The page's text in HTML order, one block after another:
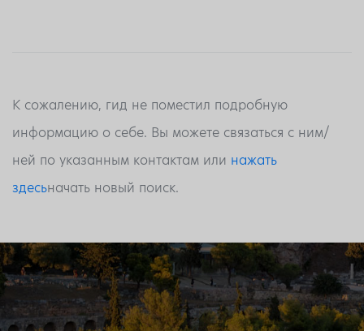
К сожалению, гид не поместил подробную
информацию о себе. Вы можете связаться с ним/
ней по указанным контактам или нажать
здесьначать новый поиск.